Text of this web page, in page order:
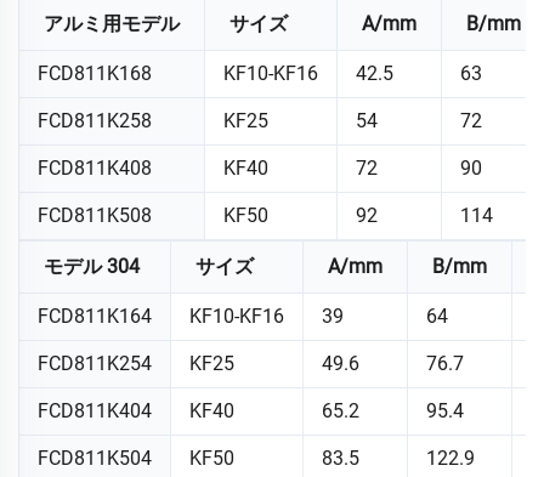
アルミ用モデル サイズ A/mm B/mm
FCD811K168 KF10-KF16 42.5 63
FCD811K258 KF25 54 72
FCD811K408 KF40 72 90
FCD811K508 KF50 92 114
モデル 304 サイズ A/mm B/mm
FCD811K164 KF10-KF16 39 64
FCD811K254 KF25 49.6 76.7
FCD811K404 KF40 65.2 95.4
FCD811K504 KF50 83.5 122.9